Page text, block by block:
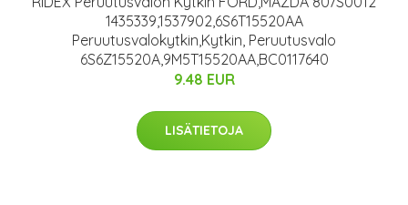
1435339,1537902,6S6T15520AA
Peruutusvalokytkin,Kytkin, Peruutusvalo
6S6Z15520A,9M5T15520AA,BC0117640
9.48 EUR
LISÄTIETOJA